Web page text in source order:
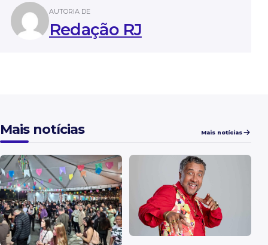
AUTORIA DE
Redação RJ
Mais notícias Mais notícias